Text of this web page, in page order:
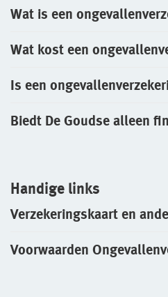
Wat is een
Wat kost een
Is een
Biedt De Goudse alleen
Handige links
Verzekeringskaart en
Voorwaarden